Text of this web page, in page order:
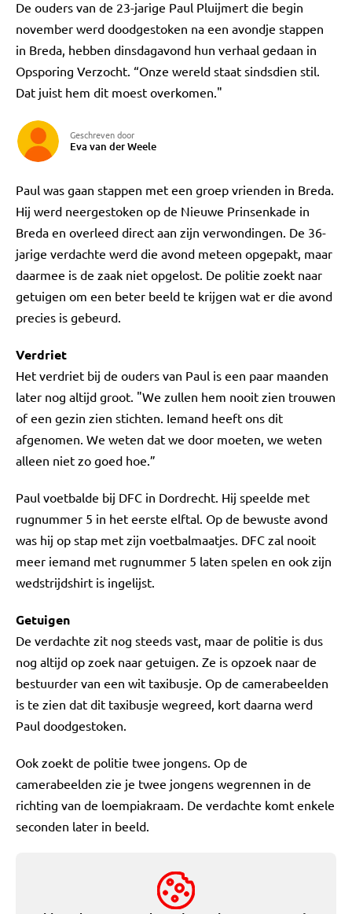
De ouders van de 23-jarige Paul Pluijmert die begin
november werd doodgestoken na een avondje stappen
in Breda, hebben dinsdagavond hun verhaal gedaan in
Opsporing Verzocht. “Onze wereld staat sindsdien stil.
Dat juist hem dit moest overkomen."
Geschreven door
Eva van der Weele
Paul was gaan stappen met een groep vrienden in Breda.
Hij werd neergestoken op de Nieuwe Prinsenkade in
Breda en overleed direct aan zijn verwondingen. De 36-
jarige verdachte werd die avond meteen opgepakt, maar
daarmee is de zaak niet opgelost. De politie zoekt naar
getuigen om een beter beeld te krijgen wat er die avond
precies is gebeurd.
Verdriet
Het verdriet bij de ouders van Paul is een paar maanden
later nog altijd groot. "We zullen hem nooit zien trouwen
of een gezin zien stichten. Iemand heeft ons dit
afgenomen. We weten dat we door moeten, we weten
alleen niet zo goed hoe.”
Paul voetbalde bij DFC in Dordrecht. Hij speelde met
rugnummer 5 in het eerste elftal. Op de bewuste avond
was hij op stap met zijn voetbalmaatjes. DFC zal nooit
meer iemand met rugnummer 5 laten spelen en ook zijn
wedstrijdshirt is ingelijst.
Getuigen
De verdachte zit nog steeds vast, maar de politie is dus
nog altijd op zoek naar getuigen. Ze is opzoek naar de
bestuurder van een wit taxibusje. Op de camerabeelden
is te zien dat dit taxibusje wegreed, kort daarna werd
Paul doodgestoken.
Ook zoekt de politie twee jongens. Op de
camerabeelden zie je twee jongens wegrennen in de
richting van de loempiakraam. De verdachte komt enkele
seconden later in beeld.